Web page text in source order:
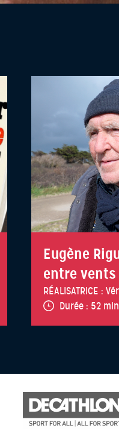
Eugène
entre vents
RÉALISATRICE :
Durée : 52